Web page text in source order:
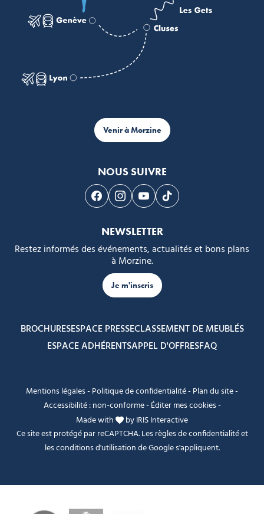
Venir à Morzine
NOUS SUIVRE
Suivez-nous sur Facebook
Suivez-nous sur Instagram
Suivez-nous sur Youtube
Suivez-nous sur
NEWSLETTER
Restez informés des événements, actualités et bons plans
à Morzine.
Je m'inscris
BROCHURESESPACE PRESSECLASSEMENT DE MEUBLÉS
ESPACE ADHÉRENTSAPPEL D'OFFRESFAQ
Mentions légales- Politique de confidentialité- Plan du site-
Accessibilité : non-conforme- Éditer mes cookies-
Made with
byIRIS Interactive
Ce site est protégé par reCAPTCHA. Lesrègles de confidentialitéet
lesconditions d'utilisationde Google s'appliquent.